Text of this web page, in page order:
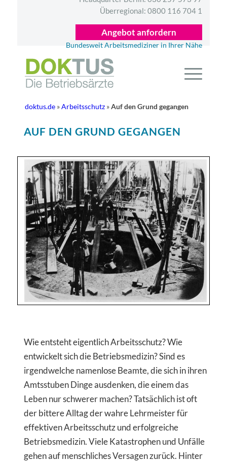
Überregional: 0800 116 704 1
Angebot anfordern
Bundesweit Arbeitsmediziner in Ihrer Nähe
doktus.de»Arbeitsschutz»Auf den Grund gegangen
AUF DEN GRUND GEGANGEN
Wie entsteht eigentlich Arbeitsschutz? Wie
entwickelt sich die Betriebsmedizin? Sind es
irgendwelche namenlose Beamte, die sich in ihren
Amtsstuben Dinge ausdenken, die einem das
Leben nur schwerer machen? Tatsächlich ist oft
der bittere Alltag der wahre Lehrmeister für
effektiven Arbeitsschutz und erfolgreiche
Betriebsmedizin. Viele Katastrophen und Unfälle
gehen auf menschliches Versagen zurück. Hinter